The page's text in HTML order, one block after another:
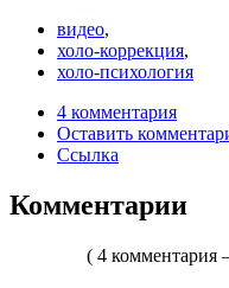
видео,
холо-коррекция,
холо-психология
4 комментария
Оставить
Ссылка
Комментарии
( 4 комментария